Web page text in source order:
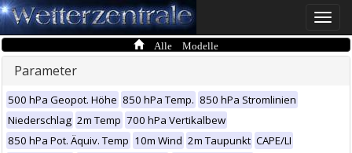
Toggle
Alle Modelle
Parameter
500 hPa Geopot. Höhe 850 hPa Temp. 850 hPa Stromlinien
Niederschlag 2m Temp 700 hPa Vertikalbew
850 hPa Pot. Äquiv. Temp 10m Wind 2m Taupunkt CAPE/LI